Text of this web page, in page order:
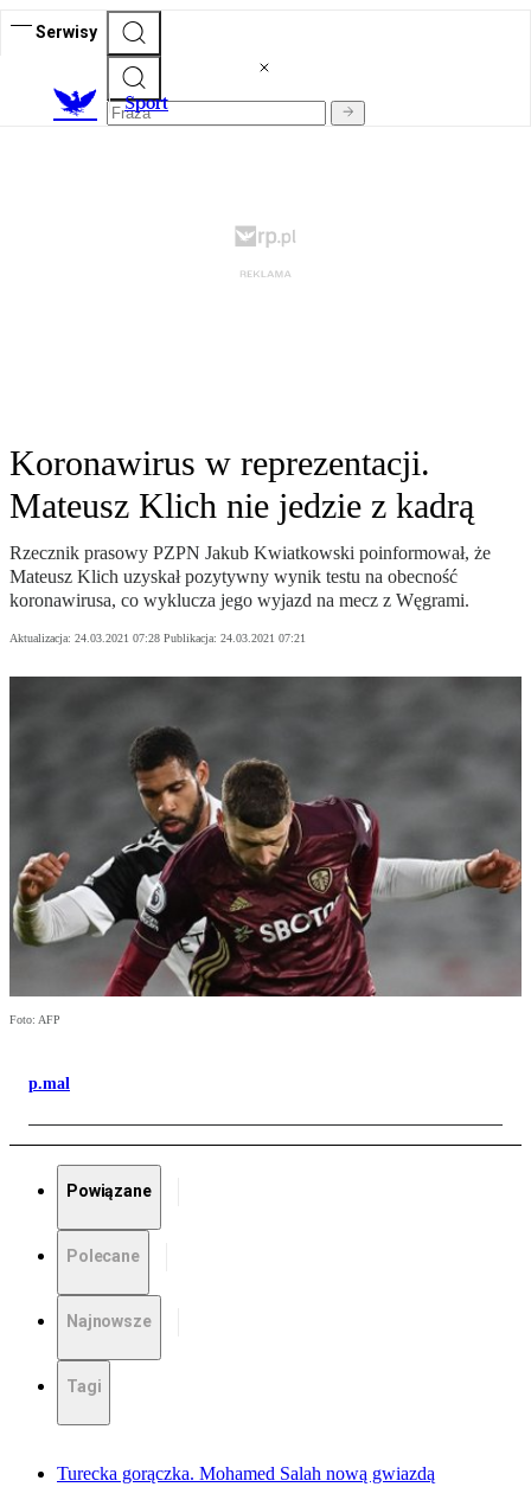
Serwisy
Sport
Koronawirus w reprezentacji.
Mateusz Klich nie jedzie z kadrą
Rzecznik prasowy PZPN Jakub Kwiatkowski poinformował, że
Mateusz Klich uzyskał pozytywny wynik testu na obecność
koronawirusa, co wyklucza jego wyjazd na mecz z Węgrami.
Aktualizacja: 24.03.2021 07:28 Publikacja: 24.03.2021 07:21
Foto: AFP
p.mal
Powiązane
Polecane
Najnowsze
Tagi
Turecka gorączka. Mohamed Salah nową gwiazdą